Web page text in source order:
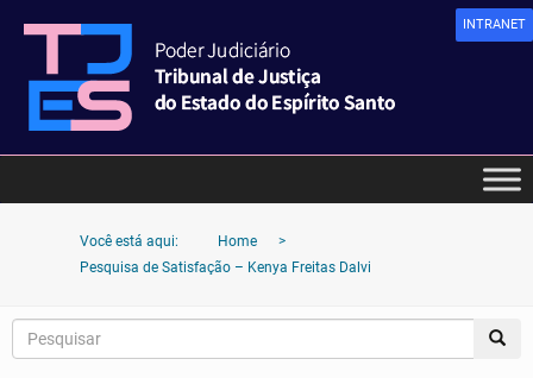
INTRANET
Você está aqui: Home
>
Pesquisa de Satisfação – Kenya Freitas Dalvi